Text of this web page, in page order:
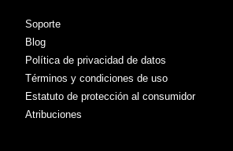
Soporte
Blog
Política de privacidad de datos
Términos y condiciones de uso
Estatuto de protección al consumidor
Atribuciones